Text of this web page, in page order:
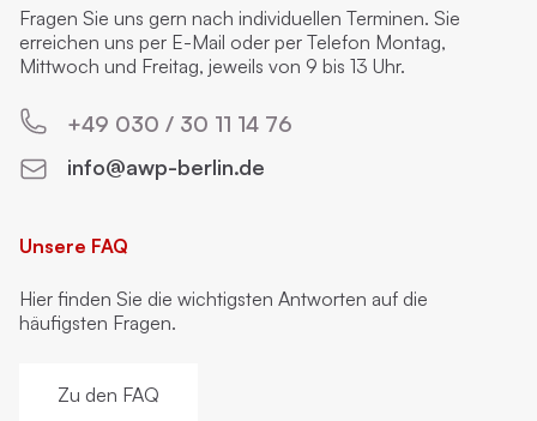
Fragen Sie uns gern nach individuellen Terminen. Sie
erreichen uns per E-Mail oder per Telefon Montag,
Mittwoch und Freitag, jeweils von 9 bis 13 Uhr.
+49 030 / 30 11 14 76
info@awp-berlin.de
Unsere FAQ
Hier finden Sie die wichtigsten Antworten auf die
häufigsten Fragen.
Zu den FAQ